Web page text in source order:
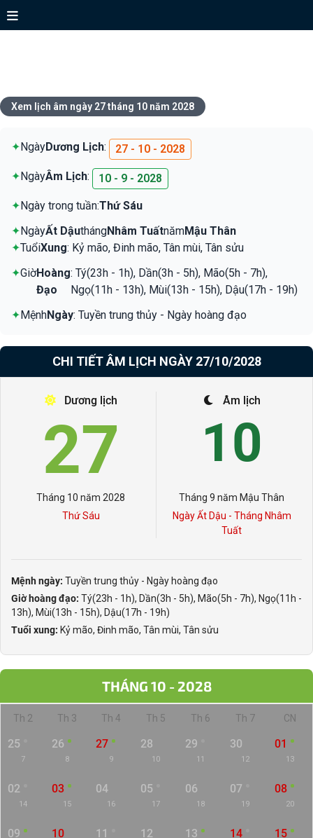
Xem lịch âm ngày 27 tháng 10 năm 2028
✦NgàyDương Lịch: 27 - 10 - 2028
✦NgàyÂm Lịch: 10 - 9 - 2028
✦Ngày trong tuần:Thứ Sáu
✦NgàyẤt DậuthángNhâm TuấtnămMậu Thân
✦TuổiXung: Kỷ mão, Đinh mão, Tân mùi, Tân sửu
✦GiờHoàng
Đạo
: Tý(23h - 1h), Dần(3h - 5h), Mão(5h - 7h),
Ngọ(11h - 13h), Mùi(13h - 15h), Dậu(17h - 19h)
✦MệnhNgày: Tuyền trung thủy - Ngày hoàng đạo
CHI TIẾT ÂM LỊCH NGÀY 27/10/2028
Dương lịch
27
Tháng 10 năm 2028
Thứ Sáu
Âm lịch
10
Tháng 9 năm Mậu Thân
Ngày Ất Dậu - Tháng Nhâm
Tuất
Mệnh ngày: Tuyền trung thủy - Ngày hoàng đạo
Giờ hoàng đạo: Tý(23h - 1h), Dần(3h - 5h), Mão(5h - 7h), Ngọ(11h -
13h), Mùi(13h - 15h), Dậu(17h - 19h)
Tuổi xung: Kỷ mão, Đinh mão, Tân mùi, Tân sửu
THÁNG 10 - 2028
Th 2 Th 3 Th 4 Th 5 Th 6 Th 7 CN
25
7
26
8
27
9
28
10
29
11
30
12
01
13
02
14
03
15
04
16
05
17
06
18
07
19
08
20
09 10 11 12 13 14 15